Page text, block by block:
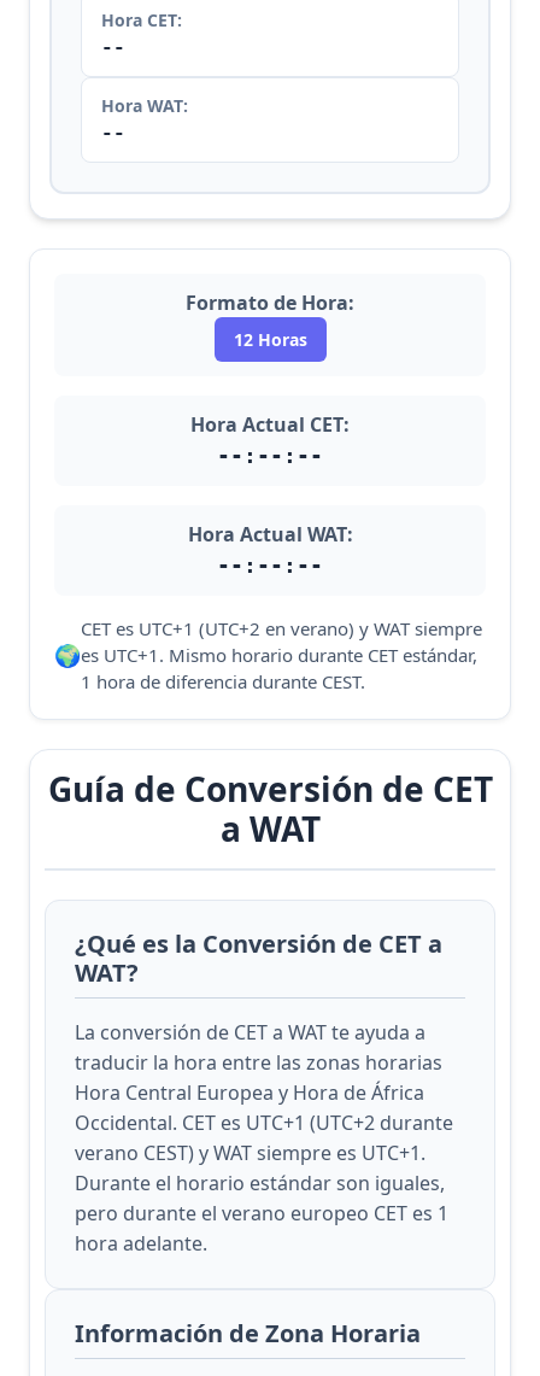
Hora CET:
--
Hora WAT:
--
Formato de Hora:
12 Horas
Hora Actual CET:
--:--:--
Hora Actual WAT:
--:--:--
🌍
CET es UTC+1 (UTC+2 en verano) y WAT siempre
es UTC+1. Mismo horario durante CET estándar,
1 hora de diferencia durante CEST.
Guía de Conversión de CET
a WAT
¿Qué es la Conversión de CET a
WAT?
La conversión de CET a WAT te ayuda a
traducir la hora entre las zonas horarias
Hora Central Europea y Hora de África
Occidental. CET es UTC+1 (UTC+2 durante
verano CEST) y WAT siempre es UTC+1.
Durante el horario estándar son iguales,
pero durante el verano europeo CET es 1
hora adelante.
Información de Zona Horaria